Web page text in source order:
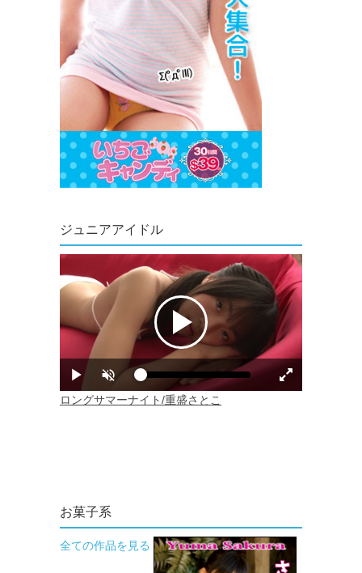
ジュニアアイドル
お菓子系
全ての作品を見る